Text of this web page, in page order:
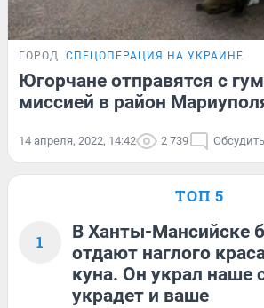
ГОРОД СПЕЦОПЕРАЦИЯ НА УКРАИНЕ
Югорчане отправятся с
миссией в район
14 апреля, 2022, 14:42 2 739 Обсудить
ТОП 5
1
В Ханты-Мансийске
отдают наглого
куна. Он украл наше
украдет и ваше